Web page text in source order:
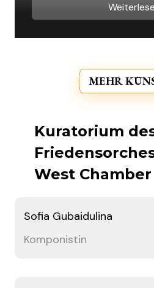
MEHR
Kuratorium
West
Sofia Gubaidulina
Komponistin